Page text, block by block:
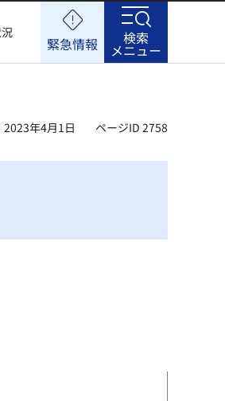
緊急情報 検索
メニュー
2023年4月1日 ページID 2758